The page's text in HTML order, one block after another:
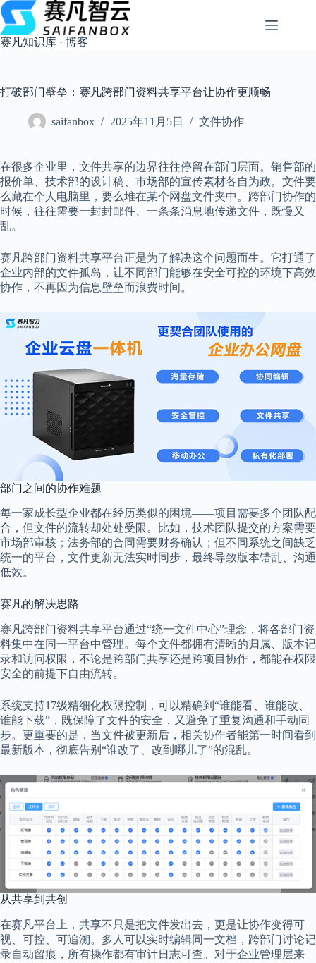
跳
过
内
容
赛凡知识库 · 博客
打破部门壁垒：赛凡跨部门资料共享平台让协作更顺畅
saifanbox 2025年11月5日 文件协作
在很多企业里，文件共享的边界往往停留在部门层面。销售部的
报价单、技术部的设计稿、市场部的宣传素材各自为政。文件要
么藏在个人电脑里，要么堆在某个网盘文件夹中。跨部门协作的
时候，往往需要一封封邮件、一条条消息地传递文件，既慢又
乱。
赛凡跨部门资料共享平台正是为了解决这个问题而生。它打通了
企业内部的文件孤岛，让不同部门能够在安全可控的环境下高效
协作，不再因为信息壁垒而浪费时间。
部门之间的协作难题
每一家成长型企业都在经历类似的困境——项目需要多个团队配
合，但文件的流转却处处受限。比如，技术团队提交的方案需要
市场部审核；法务部的合同需要财务确认；但不同系统之间缺乏
统一的平台，文件更新无法实时同步，最终导致版本错乱、沟通
低效。
赛凡的解决思路
赛凡跨部门资料共享平台通过“统一文件中心”理念，将各部门资
料集中在同一平台中管理。每个文件都拥有清晰的归属、版本记
录和访问权限，不论是跨部门共享还是跨项目协作，都能在权限
安全的前提下自由流转。
系统支持17级精细化权限控制，可以精确到“谁能看、谁能改、
谁能下载”，既保障了文件的安全，又避免了重复沟通和手动同
步。更重要的是，当文件被更新后，相关协作者能第一时间看到
最新版本，彻底告别“谁改了、改到哪儿了”的混乱。
从共享到共创
在赛凡平台上，共享不只是把文件发出去，更是让协作变得可
视、可控、可追溯。多人可以实时编辑同一文档，跨部门讨论记
录自动留痕，所有操作都有审计日志可查。对于企业管理层来